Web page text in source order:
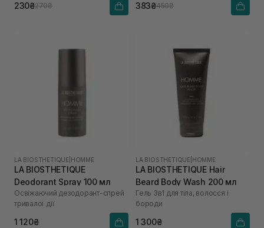
230₴270₴ 383₴450₴
LA BIOSTHETIQUE HOMME
LA BIOSTHETIQUE
Deodorant Spray 100 мл
Освіжаючий дезодорант-спрей
тривалої дії
1 120₴
LA BIOSTHETIQUE HOMME
LA BIOSTHETIQUE Hair
Beard Body Wash 200 мл
Гель 3в1 для тіла, волосся і
бороди
1 300₴